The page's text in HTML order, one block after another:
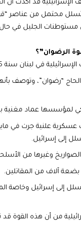
قد أكدت أن
محتمل من عناصر
مستوطنات الجليل في حال
الرضوان”؟
في لبنان سنة 2006.
“رضوان”، وتوصف
عماد مغنية بعد
إلى إسرائيل.
وغيرها من
آلاف من المقاتلين.
إلى إسرائيل وخاصة
من أن هذه القوة قد